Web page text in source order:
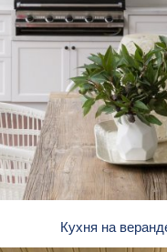
Кухня на